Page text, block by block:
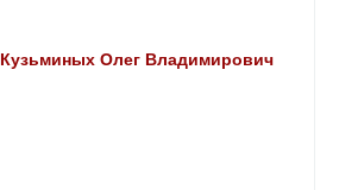
Кузьминых Олег Владимирович